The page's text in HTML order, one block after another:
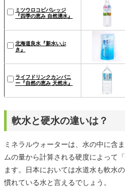
ミツウロコビバレッジ
『四季の恵み 自然湧水』
北海道良水『新水いぶ
き』
ライフドリンクカンパニ
ー『自然の恵み 天然水』
軟水と硬水の違いは？
ミネラルウォーターは、水の中に含
ムの量から計算される硬度によって
ます。日本においては水道水も軟水
慣れている水と言えるでしょう。